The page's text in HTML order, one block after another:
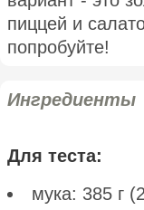
пиццей и
попробуйте!
Ингредиенты
Для теста:
мука: 385 г